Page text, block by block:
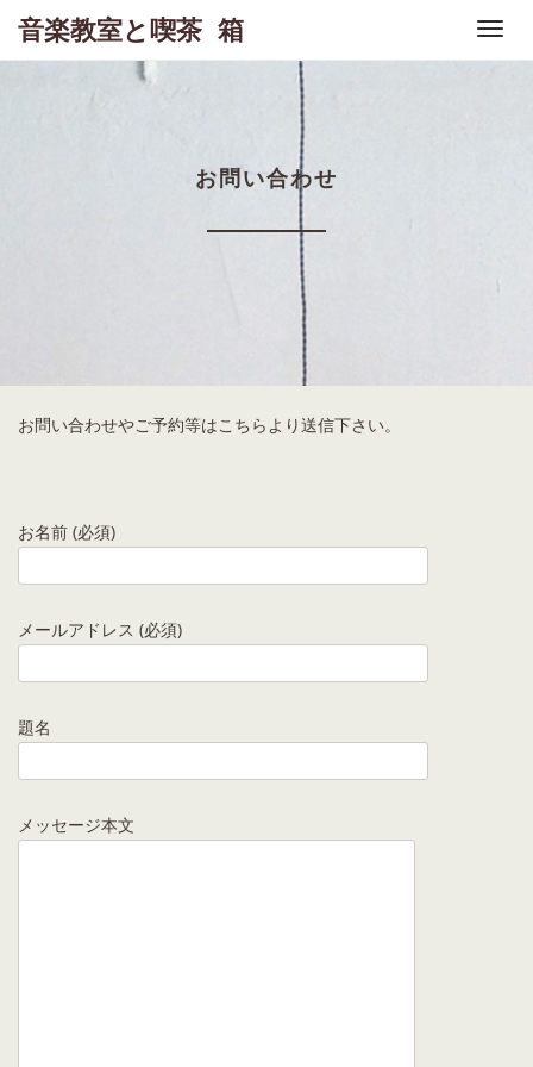
Skip音楽教室と喫茶 箱
お問い合わせ
お問い合わせやご予約等はこちらより送信下さい。
お名前 (必須)
メールアドレス (必須)
題名
メッセージ本文